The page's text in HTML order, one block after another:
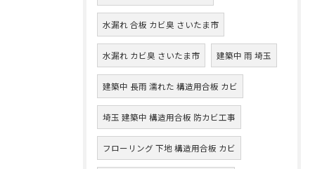
水漏れ 合板 カビ臭 さいたま市
水漏れ カビ臭 さいたま市 建築中 雨 埼玉
建築中 長雨 濡れた 構造用合板 カビ
埼玉 建築中 構造用合板 防カビ工事
フローリング 下地 構造用合板 カビ